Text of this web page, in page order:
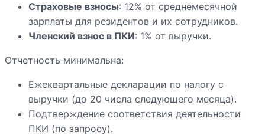
Страховые взносы: 12% от среднемесячной
зарплаты для резидентов и их сотрудников.
Членский взнос в ПКИ: 1% от выручки.
Отчетность минимальна:
Ежеквартальные декларации по налогу с
выручки (до 20 числа следующего месяца).
Подтверждение соответствия деятельности
ПКИ (по запросу).